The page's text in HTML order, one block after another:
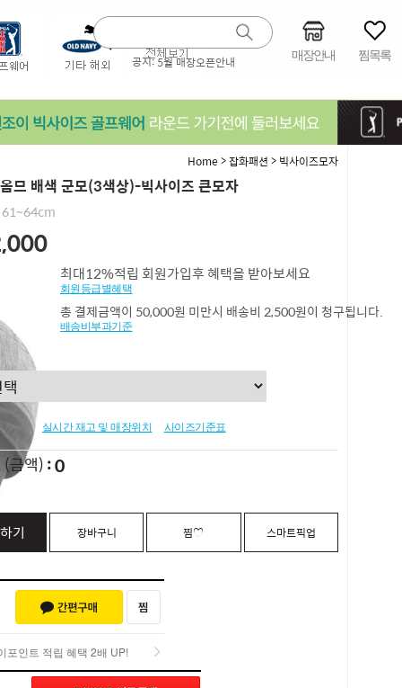
공지:5월 매장오픈안내 매장안내 찜목록
Home>잡화패션 > 빅사이즈모자
므 배색 군모(3색상)-빅사이즈 큰모자
61~64cm
최대12%적립 회원가입후 혜택을 받아보세요
회원등급별혜택
총 결제금액이 50,000원 미만시 배송비 2,500원이 청구됩니다.
배송비부과기준
실시간 재고 및 매장위치 사이즈기준표
(금액) 0
기 장바구니 찜♡ 스마트픽업
포인트 적립 혜택 2배 UP!
포인트 적립 혜택 2배 UP!